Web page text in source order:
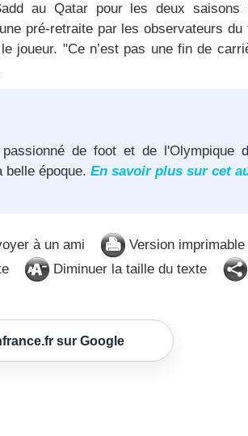
au Qatar pour les deux saisons
pré-retraite par les observateurs du
joueur. "Ce n’est pas une fin de
passionné de foot et de l'Olympique
belle époque. En savoir plus sur cet
à un ami Version imprimable
Diminuer la taille du texte
sur Google